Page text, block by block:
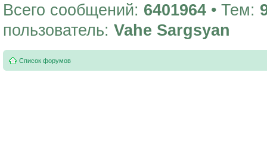
Всего сообщений: 6401964 • Тем:
пользователь: Vahe Sargsyan
Список форумов